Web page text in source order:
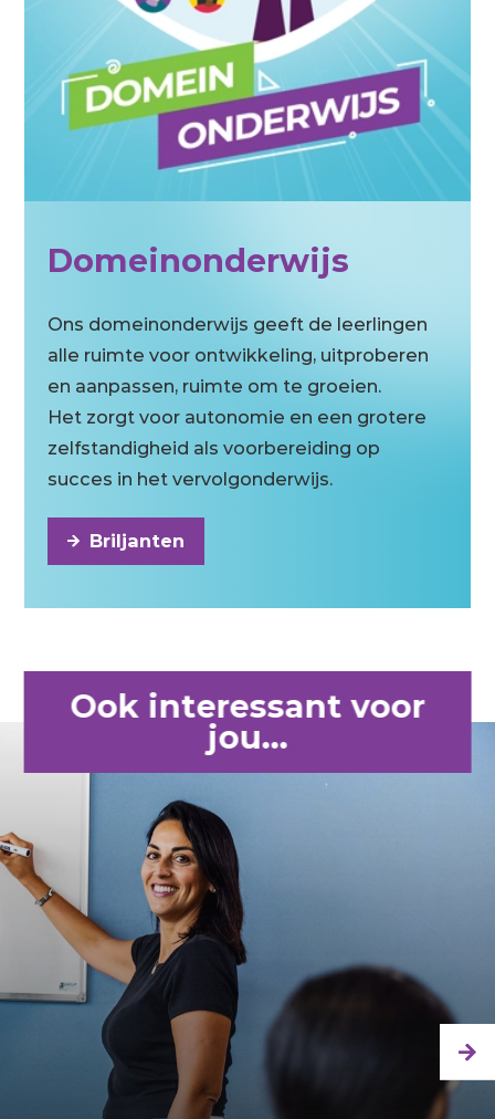
Domeinonderwijs
Ons domeinonderwijs geeft de leerlingen
alle ruimte voor ontwikkeling, uitproberen
en aanpassen, ruimte om te groeien.
Het zorgt voor autonomie en een grotere
zelfstandigheid als voorbereiding op
succes in het vervolgonderwijs.
Briljanten
Ook interessant voor
jou...